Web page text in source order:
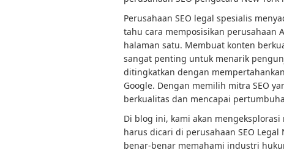
Perusahaan SEO legal spesialis
tahu cara memposisikan perusahaan
halaman satu. Membuat konten
sangat penting untuk menarik
ditingkatkan dengan
Google. Dengan memilih mitra SEO
berkualitas dan mencapai
Di blog ini, kami akan
harus dicari di perusahaan SEO
benar-benar memahami industri